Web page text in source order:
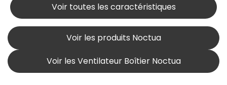
Voir toutes les caractéristiques
Voir les produits Noctua
Voir les Ventilateur Boîtier Noctua